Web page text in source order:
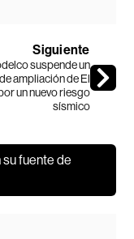
Siguiente
suspende un
ampliación de El
un nuevo riesgo
sísmico
su fuente de